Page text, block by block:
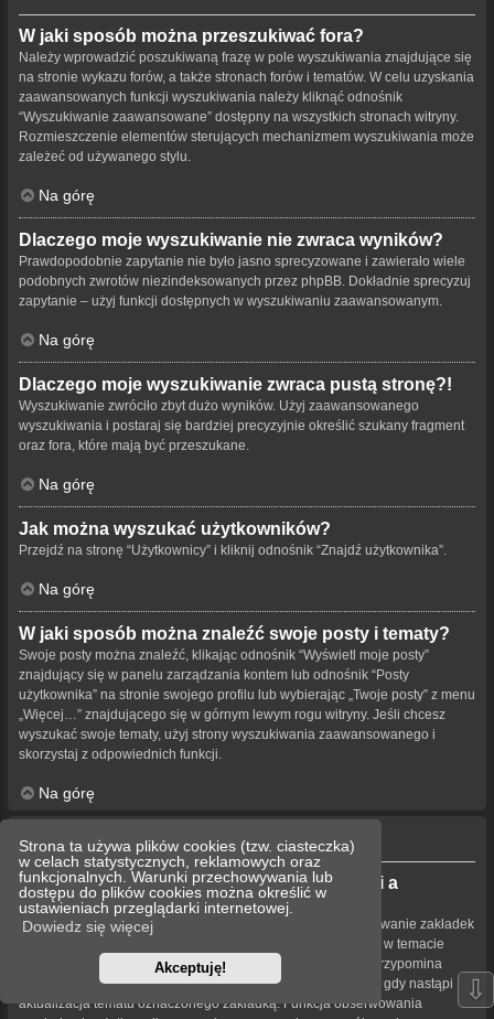
Strona ta używa plików cookies (tzw. ciasteczka)
w celach statystycznych, reklamowych oraz
funkcjonalnych. Warunki przechowywania lub
dostępu do plików cookies można określić w
ustawieniach przeglądarki internetowej.
Dowiedz się więcej
Akceptuję!
W jaki sposób można przeszukiwać fora?
Należy wprowadzić poszukiwaną frazę w pole wyszukiwania znajdujące się
na stronie wykazu forów, a także stronach forów i tematów. W celu uzyskania
zaawansowanych funkcji wyszukiwania należy kliknąć odnośnik
“Wyszukiwanie zaawansowane” dostępny na wszystkich stronach witryny.
Rozmieszczenie elementów sterujących mechanizmem wyszukiwania może
zależeć od używanego stylu.
Na górę
Dlaczego moje wyszukiwanie nie zwraca wyników?
Prawdopodobnie zapytanie nie było jasno sprecyzowane i zawierało wiele
podobnych zwrotów niezindeksowanych przez phpBB. Dokładnie sprecyzuj
zapytanie – użyj funkcji dostępnych w wyszukiwaniu zaawansowanym.
Na górę
Dlaczego moje wyszukiwanie zwraca pustą stronę?!
Wyszukiwanie zwróciło zbyt dużo wyników. Użyj zaawansowanego
wyszukiwania i postaraj się bardziej precyzyjnie określić szukany fragment
oraz fora, które mają być przeszukane.
Na górę
Jak można wyszukać użytkowników?
Przejdź na stronę “Użytkownicy” i kliknij odnośnik “Znajdź użytkownika”.
Na górę
W jaki sposób można znaleźć swoje posty i tematy?
Swoje posty można znaleźć, klikając odnośnik “Wyświetl moje posty”
znajdujący się w panelu zarządzania kontem lub odnośnik “Posty
użytkownika” na stronie swojego profilu lub wybierając „Twoje posty” z menu
„Więcej…” znajdującego się w górnym lewym rogu witryny. Jeśli chcesz
wyszukać swoje tematy, użyj strony wyszukiwania zaawansowanego i
skorzystaj z odpowiednich funkcji.
Na górę
Obserwowanie tematów i zakładki
Jaka jest różnica między dodaniem zakładki a
obserwowaniem?
Dodawanie zakładek w phpBB 3.0 działa podobnie jak dodawanie zakładek
w przeglądarce. Użytkownik nie dostaje powiadomienia, gdy w temacie
pojawia się nowa treść. W phpBB 3.1 dodawanie zakładek przypomina
obserwowanie tematu. Użytkownik może być powiadamiany, gdy nastąpi
aktualizacja tematu oznaczonego zakładką. Funkcja obserwowania
⇩